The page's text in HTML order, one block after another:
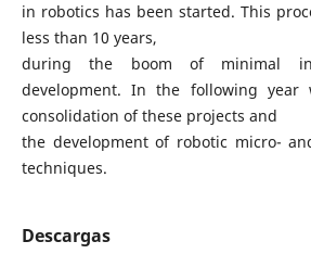
in robotics has been started. This
less than 10 years,
during the boom of minimal
development. In the following
consolidation of these projects and
the development of robotic micro-
techniques.
Descargas